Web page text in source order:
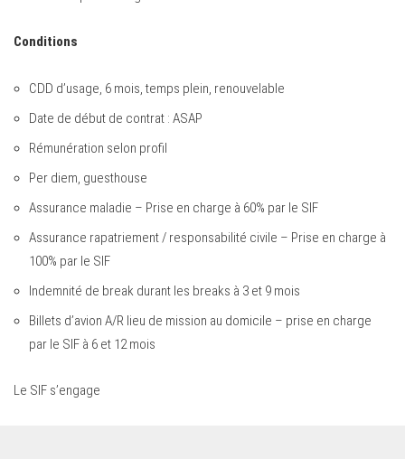
Conditions
CDD d’usage, 6 mois, temps plein, renouvelable
Date de début de contrat : ASAP
Rémunération selon profil
Per diem, guesthouse
Assurance maladie – Prise en charge à 60% par le SIF
Assurance rapatriement / responsabilité civile – Prise en charge à
100% par le SIF
Indemnité de break durant les breaks à 3 et 9 mois
Billets d’avion A/R lieu de mission au domicile – prise en charge
par le SIF à 6 et 12 mois
Le SIF s’engage